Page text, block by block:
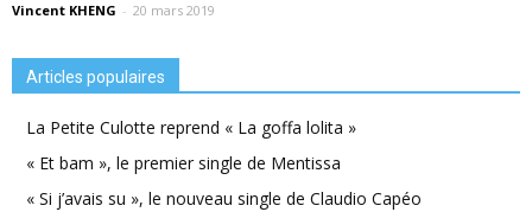
Vincent KHENG - 20 mars 2019
Articles populaires
La Petite Culotte reprend « La goffa lolita »
« Et bam », le premier single de Mentissa
« Si j’avais su », le nouveau single de Claudio Capéo